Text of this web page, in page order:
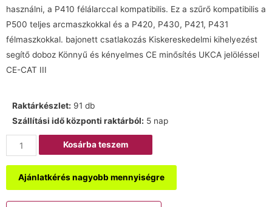
használni, a P410 félálarccal kompatibilis. Ez a szűrő kompatibilis a
P500 teljes arcmaszkokkal és a P420, P430, P421, P431
félmaszkokkal. bajonett csatlakozás Kiskereskedelmi kihelyezést
segítő doboz Könnyű és kényelmes CE minősítés UKCA jelöléssel
CE-CAT III
Raktárkészlet: 91 db
Szállítási idő központi raktárból: 5 nap
Kosárba teszem
Ajánlatkérés nagyobb mennyiségre